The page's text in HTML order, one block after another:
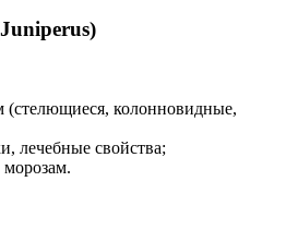
(стелющиеся, колонновидные,
лечебные свойства;
морозам.